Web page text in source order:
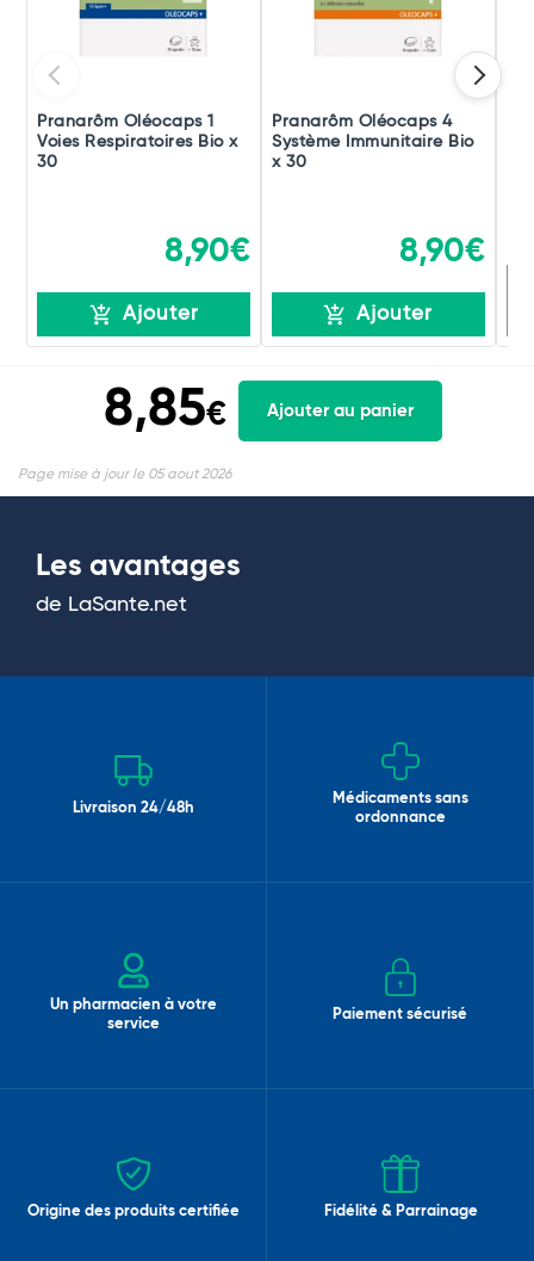
Pranarôm Oléocaps 1
Voies Respiratoires Bio x
30
8,90€
Ajouter
Pranarôm Oléocaps 4
Système Immunitaire Bio
x 30
8,90€
Ajouter
8,85€ Ajouter au panier
Page mise à jour le 05 aout 2026
Les avantages
de LaSante.net
Livraison 24/48h
Médicaments sans
ordonnance
Un pharmacien à votre
service
Paiement sécurisé
Origine des produits certifiée Fidélité & Parrainage